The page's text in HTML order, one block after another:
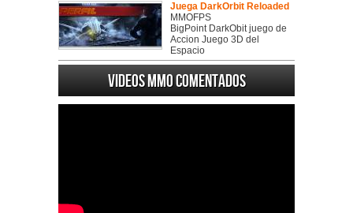
Juega DarkOrbit Reloaded
MMOFPS
BigPoint DarkObit juego de
Accion Juego 3D del
Espacio
Videos MMO Comentados